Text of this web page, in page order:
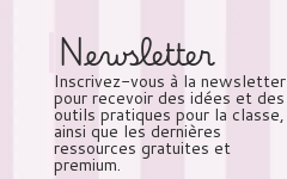
Newsletter
Inscrivez-vous à la newsletter
pour recevoir des idées et des
outils pratiques pour la classe,
ainsi que les dernières
ressources gratuites et
premium.